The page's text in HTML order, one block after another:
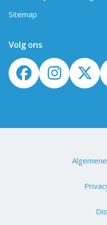
Sitemap
Volg ons